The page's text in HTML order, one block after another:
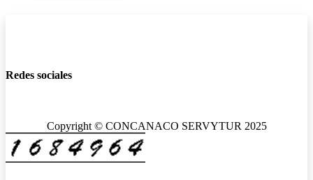
Redes sociales
Copyright © CONCANACO SERVYTUR 2025